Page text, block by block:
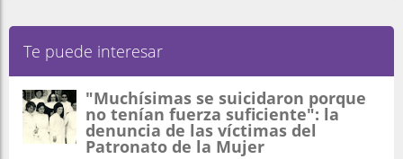
Te puede interesar
"Muchísimas se suicidaron porque
no tenían fuerza suficiente": la
denuncia de las víctimas del
Patronato de la Mujer